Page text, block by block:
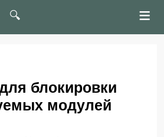
🔍 ≡
блокировки
модулей